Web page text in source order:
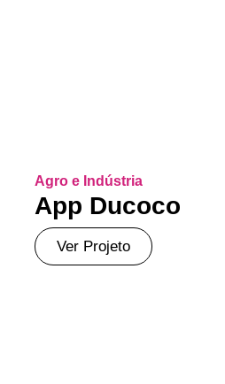
Agro e Indústria
App Ducoco
Ver Projeto